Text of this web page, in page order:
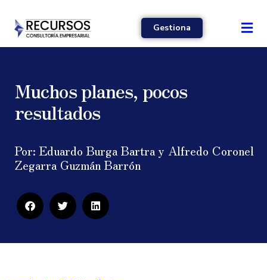
Gestiona
Muchos planes, pocos
resultados
Por: Eduardo Burga Bartra y Alfredo Coronel
Zegarra Guzmán Barrón